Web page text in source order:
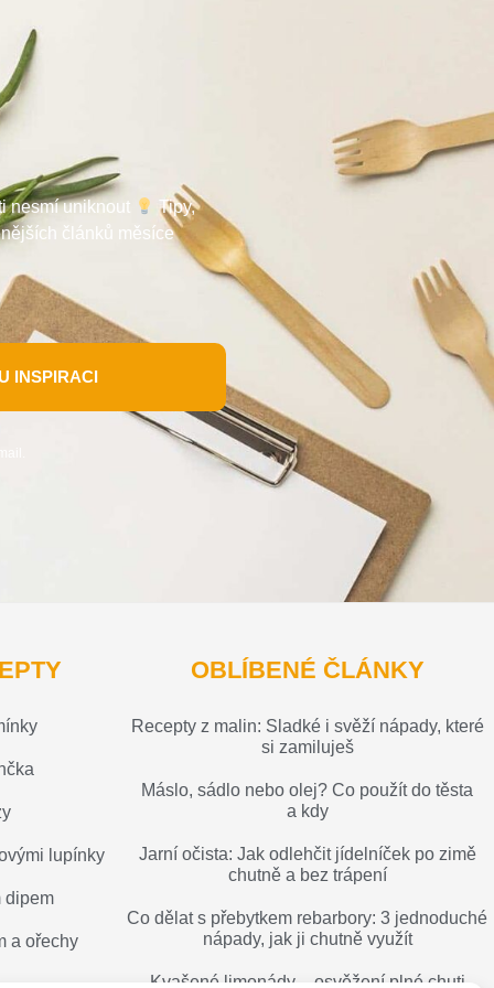
nesmí uniknout
Tipy,
článků měsíce
INSPIRACI
lupínky
dipem
a ořechy
OBLÍBENÉ ČLÁNKY
Recepty z malin: Sladké i svěží nápady, které
si zamiluješ
Máslo, sádlo nebo olej? Co použít do těsta
a kdy
Jarní očista: Jak odlehčit jídelníček po zimě
chutně a bez trápení
Co dělat s přebytkem rebarbory: 3 jednoduché
nápady, jak ji chutně využít
Kvašené limonády – osvěžení plné chuti